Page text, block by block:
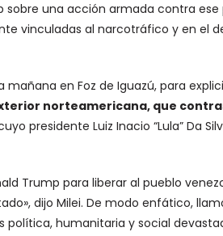
una acción armada contra ese
vinculadas al narcotráfico y en el
mañana en Foz de Iguazú, para
norteamericana, que
presidente Luiz Inacio “Lula” Da
Trump para liberar al pueblo
dijo Milei. De modo enfático,
política, humanitaria y social